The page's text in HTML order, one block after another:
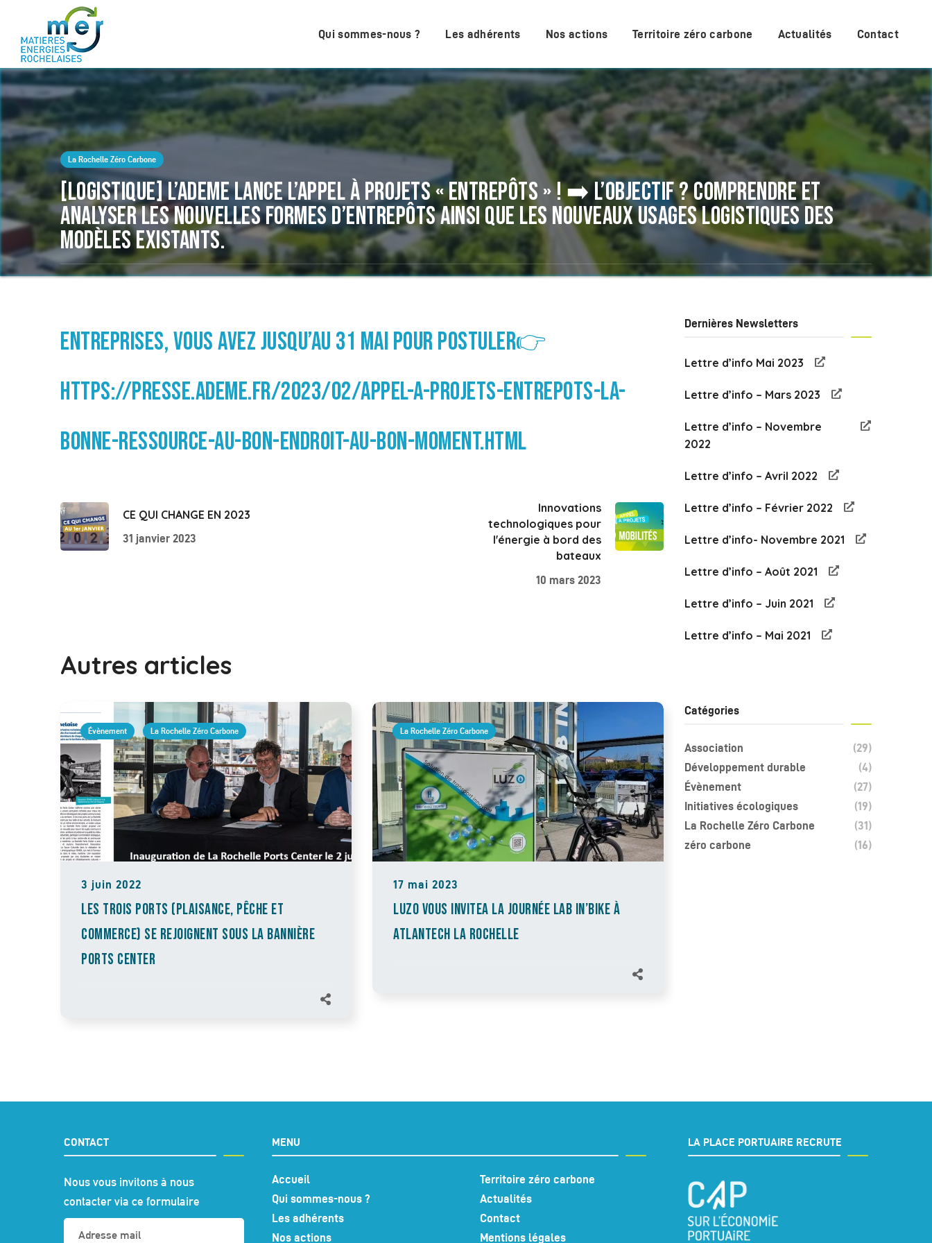
Qui sommes-nous ? Les adhérents Nos actions Territoire zéro carbone Actualités Contact
La Rochelle Zéro Carbone
[LOGISTIQUE] L’ADEME LANCE L’APPEL À PROJETS « ENTREPÔTS » ! ➡️ L’OBJECTIF ? COMPRENDRE ET
ANALYSER LES NOUVELLES FORMES D’ENTREPÔTS AINSI QUE LES NOUVEAUX USAGES LOGISTIQUES DES
MODÈLES EXISTANTS.
ENTREPRISES, VOUS AVEZ JUSQU’AU 31 MAI POUR POSTULER👉
HTTPS://PRESSE.ADEME.FR/2023/02/APPEL-A-PROJETS-ENTREPOTS-LA-
BONNE-RESSOURCE-AU-BON-ENDROIT-AU-BON-MOMENT.HTML
CE QUI CHANGE EN 2023
31 janvier 2023
Innovations
technologiques pour
l'énergie à bord des
bateaux
10 mars 2023
Autres articles
Évènement La Rochelle Zéro Carbone
3 juin 2022
LES TROIS PORTS (PLAISANCE, PÊCHE ET
COMMERCE) SE REJOIGNENT SOUS LA BANNIÈRE
PORTS CENTER
La Rochelle Zéro Carbone
17 mai 2023
LUZO VOUS INVITEA LA JOURNÉE LAB IN’BIKE À
ATLANTECH LA ROCHELLE
Dernières Newsletters
Lettre d’info Mai 2023
Lettre d’info – Mars 2023
Lettre d’info – Novembre
2022
Lettre d’info – Avril 2022
Lettre d’info – Février 2022
Lettre d’info- Novembre 2021
Lettre d’info – Août 2021
Lettre d’info – Juin 2021
Lettre d’info – Mai 2021
Catégories
Association
(29)
Développement durable
(4)
Évènement
(27)
Initiatives écologiques
(19)
La Rochelle Zéro Carbone
(31)
zéro carbone
(16)
CONTACT
Nous vous invitons à nous
contacter via ce formulaire
MENU
Accueil
Qui sommes-nous ?
Les adhérents
Nos actions
Territoire zéro carbone
Actualités
Contact
Mentions légales
LA PLACE PORTUAIRE RECRUTE